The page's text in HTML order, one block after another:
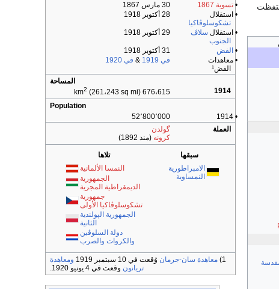
•تسوية 1867
30 مارس 1867
• استقلال
تشكوسلوڤاكيا
28 أكتوبر 1918
• استقلال سلاڤ
الجنوب
29 أكتوبر 1918
• الفض
31 أكتوبر 1918
• معاهدات
الفض¹
في 1919 & في 1920
المساحة
1914
676،615 km 2 (261،243 sq mi)
Population
• 1914
52٬800٬000
العملة
گولدن
كرونه (منذ 1892)
سبقها
تلاها
الامبراطورية
النمساوية
النمسا الألمانية
الجمهورية
الديمقراطية المجرية
جمهورية
تشكوسلوڤاكيا الأولى
الجمهورية الپولندية
الثانية
دولة السلوڤين
والكروات والصرب
1) معاهدة سان-جرمان وُقعت في 10 سبتمبر 1919
ومعاهدة
تريانون وقعت في 4 يونيو 1920.